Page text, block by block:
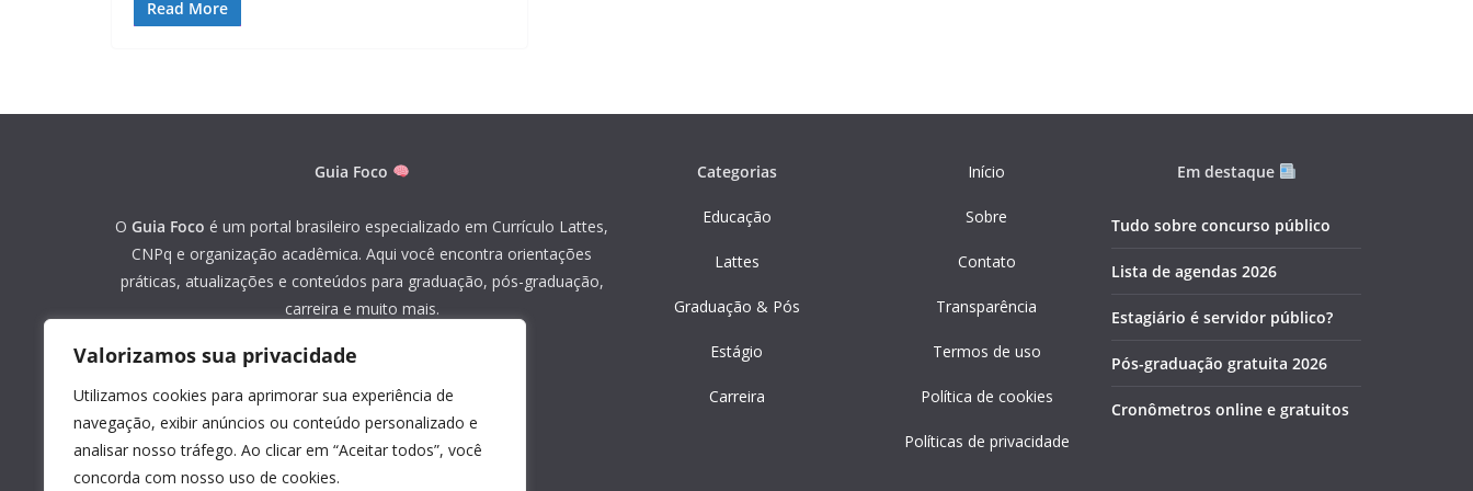
Valorizamos sua privacidade
Utilizamos cookies para aprimorar sua experiência de
navegação, exibir anúncios ou conteúdo personalizado e
analisar nosso tráfego. Ao clicar em “Aceitar todos”, você
concorda com nosso uso de cookies.
Read More
Guia Foco
O Guia Foco é um portal brasileiro especializado em Currículo Lattes,
CNPq e organização acadêmica. Aqui você encontra orientações
práticas, atualizações e conteúdos para graduação, pós-graduação,
carreira e muito mais.
«Mapa do site
Youtube
Categorias
Educação
Lattes
Graduação & Pós
Estágio
Carreira
Início
Sobre
Contato
Transparência
Termos de uso
Política de cookies
Políticas de privacidade
Em destaque
Tudo sobre concurso público
Lista de agendas 2026
Estagiário é servidor público?
Pós-graduação gratuita 2026
Cronômetros online e gratuitos